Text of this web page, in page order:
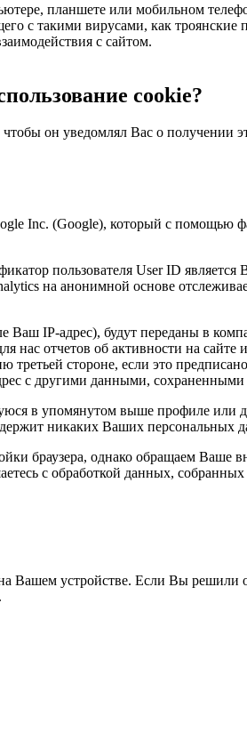
планшете или мобильном
с такими вирусами, как
с сайтом.
cookie?
он уведомлял Вас о получении
Inc. (Google), который с помощью
пользователя User ID
на анонимной основе
IP-адрес), будут переданы в
отчетов об активности на
стороне, если это
с другими данными, сохраненными
в упомянутом выше профиле
никаких Ваших персональных
браузера, однако обращаем Ваше
с обработкой данных,
Вашем устройстве. Если Вы решили